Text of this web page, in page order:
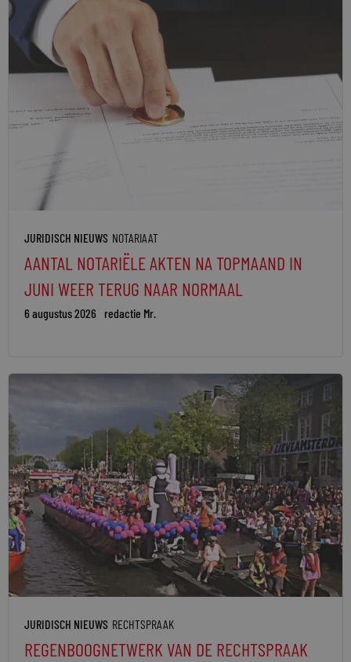
JURIDISCH NIEUWS NOTARIAAT
AANTAL NOTARIËLE AKTEN NA TOPMAAND IN
JUNI WEER TERUG NAAR NORMAAL
6 augustus 2026 redactie Mr.
JURIDISCH NIEUWS RECHTSPRAAK
REGENBOOGNETWERK VAN DE RECHTSPRAAK